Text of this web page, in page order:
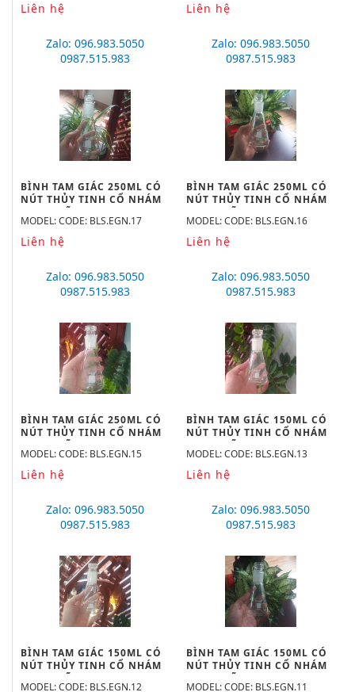
Liên hệ Liên hệ
Zalo: 096.983.5050
0987.515.983
BÌNH TAM GIÁC 250ML CÓ
NÚT THỦY TINH CỔ NHÁM
29/32, HÃNG BIOHALL-
GERMANY
MODEL: CODE: BLS.EGN.17
Liên hệ
Zalo: 096.983.5050
0987.515.983
BÌNH TAM GIÁC 250ML CÓ
NÚT THỦY TINH CỔ NHÁM
24/29, HÃNG BIOHALL-
GERMANY
MODEL: CODE: BLS.EGN.16
Liên hệ
Zalo: 096.983.5050
0987.515.983
BÌNH TAM GIÁC 250ML CÓ
NÚT THỦY TINH CỔ NHÁM
19/26, HÃNG BIOHALL-
GERMANY
MODEL: CODE: BLS.EGN.15
Liên hệ
Zalo: 096.983.5050
0987.515.983
BÌNH TAM GIÁC 150ML CÓ
NÚT THỦY TINH CỔ NHÁM
29/32, HÃNG BIOHALL-
GERMANY
MODEL: CODE: BLS.EGN.13
Liên hệ
Zalo: 096.983.5050
0987.515.983
BÌNH TAM GIÁC 150ML CÓ
NÚT THỦY TINH CỔ NHÁM
24/29, HÃNG BIOHALL-
MODEL: CODE: BLS.EGN.12
Zalo: 096.983.5050
0987.515.983
BÌNH TAM GIÁC 150ML CÓ
NÚT THỦY TINH CỔ NHÁM
19/26, HÃNG BIOHALL-
MODEL: CODE: BLS.EGN.11